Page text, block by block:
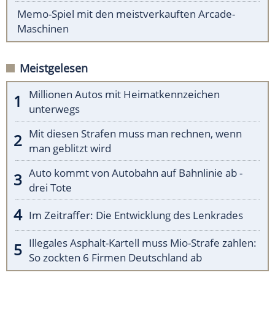
Memo-Spiel mit den meistverkauften Arcade-
Maschinen
Meistgelesen
Millionen Autos mit Heimatkennzeichen
unterwegs
Mit diesen Strafen muss man rechnen, wenn
man geblitzt wird
Auto kommt von Autobahn auf Bahnlinie ab -
drei Tote
Im Zeitraffer: Die Entwicklung des Lenkrades
Illegales Asphalt-Kartell muss Mio-Strafe zahlen:
So zockten 6 Firmen Deutschland ab